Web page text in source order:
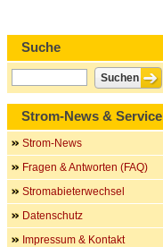
Suche
Strom-News & Service
Strom-News
Fragen & Antworten (FAQ)
Stromabieterwechsel
Datenschutz
Impressum & Kontakt